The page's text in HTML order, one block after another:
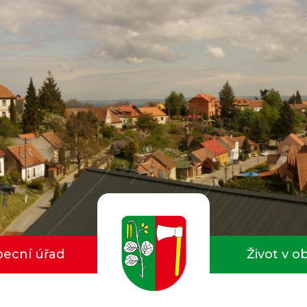
úřad Život v